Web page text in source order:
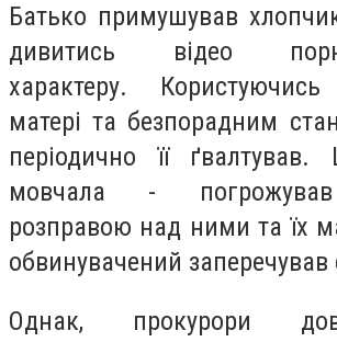
Батько примушував
дивитись відео
характеру. Користуючись
матері та безпорадним
періодично її
мовчала -
розправою над ними та їх
обвинувачений
Однак, прокурори